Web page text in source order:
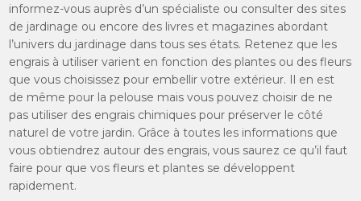
informez-vous auprès d’un spécialiste ou consulter des sites
de jardinage ou encore des livres et magazines abordant
l’univers du jardinage dans tous ses états. Retenez que les
engrais à utiliser varient en fonction des plantes ou des fleurs
que vous choisissez pour embellir votre extérieur. Il en est
de même pour la pelouse mais vous pouvez choisir de ne
pas utiliser des engrais chimiques pour préserver le côté
naturel de votre jardin. Grâce à toutes les informations que
vous obtiendrez autour des engrais, vous saurez ce qu’il faut
faire pour que vos fleurs et plantes se développent
rapidement.